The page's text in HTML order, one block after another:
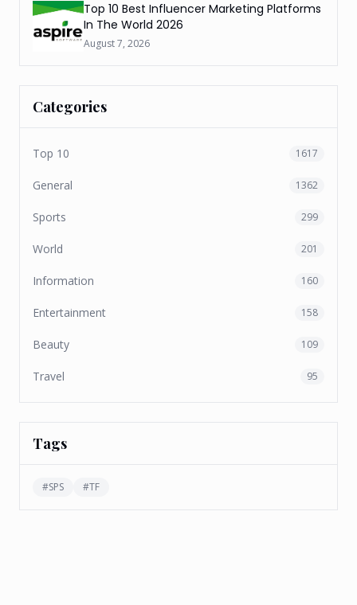
Top 10 Best Influencer Marketing Platforms
In The World 2026
August 7, 2026
Categories
Top 10 1617
General 1362
Sports 299
World 201
Information 160
Entertainment 158
Beauty 109
Travel 95
Tags
#SPS #TF